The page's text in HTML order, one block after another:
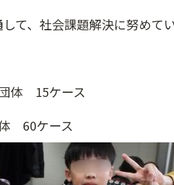
て、社会課題解決に努めてい
体 15ケース
60ケース